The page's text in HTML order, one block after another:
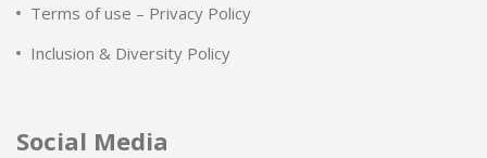
Terms of use – Privacy Policy
Inclusion & Diversity Policy
Social Media